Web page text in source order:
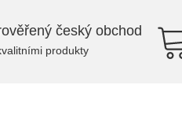
český obchod
produkty